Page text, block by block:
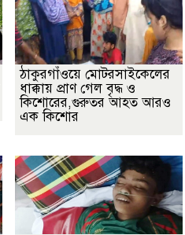
ঠাকুরগাঁওয়ে মোটরসাইকেলের
ধাক্কায় প্রাণ গেল বৃদ্ধ ও
কিশোরের,গুরুতর আহত আরও
এক কিশোর